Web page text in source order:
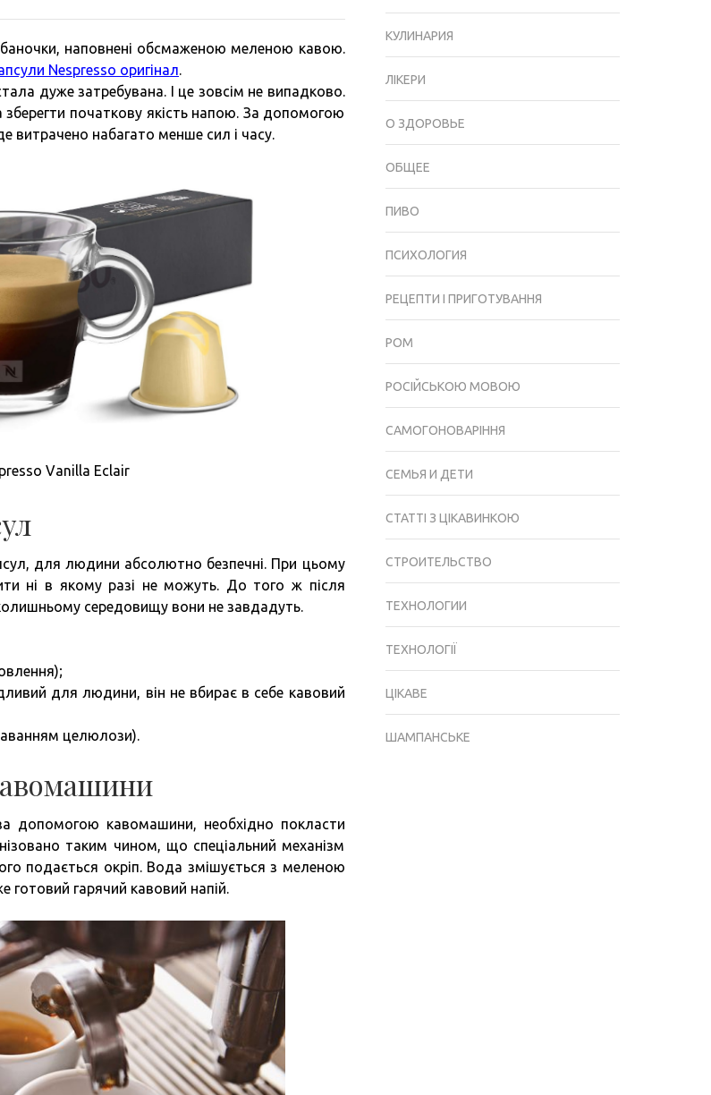
NESPRESSO
ПРИГОТУВАННЯ
ОСНОВНІ
ПЕРЕВАГИ
наповнені обсмаженою меленою кавою.
Nespresso оригінал.
дуже затребувана. І це зовсім не випадково.
початкову якість напою. За допомогою
витрачено набагато менше сил і часу.
Vanilla Eclair
для людини абсолютно безпечні. При цьому
ні в якому разі не можуть. До того ж після
середовищу вони не завдадуть.
для людини, він не вбирає в себе кавовий
целюлози).
допомогою кавомашини, необхідно покласти
таким чином, що спеціальний механізм
подається окріп. Вода змішується з меленою
готовий гарячий кавовий напій.
КУЛИНАРИЯ
ЛІКЕРИ
О ЗДОРОВЬЕ
ОБЩЕЕ
ПИВО
ПСИХОЛОГИЯ
РЕЦЕПТИ І ПРИГОТУВАННЯ
РОМ
РОСІЙСЬКОЮ МОВОЮ
САМОГОНОВАРІННЯ
СЕМЬЯ И ДЕТИ
СТАТТІ З ЦІКАВИНКОЮ
СТРОИТЕЛЬСТВО
ТЕХНОЛОГИИ
ТЕХНОЛОГІЇ
ЦІКАВЕ
ШАМПАНСЬКЕ